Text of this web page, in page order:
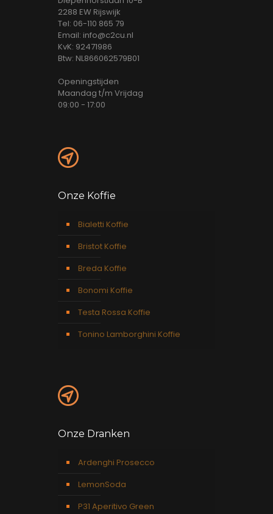
2288 EW Rijswijk
Tel: 06-110 865 79
Email: info@c2cu.nl
KvK: 92471986
Btw: NL866062579B01
Openingstijden
Maandag t/m Vrijdag
09:00 - 17:00
Onze Koffie
Bialetti Koffie
Bristot Koffie
Breda Koffie
Bonomi Koffie
Testa Rossa Koffie
Tonino Lamborghini Koffie
Onze Dranken
Ardenghi Prosecco
LemonSoda
P31 Aperitivo Green